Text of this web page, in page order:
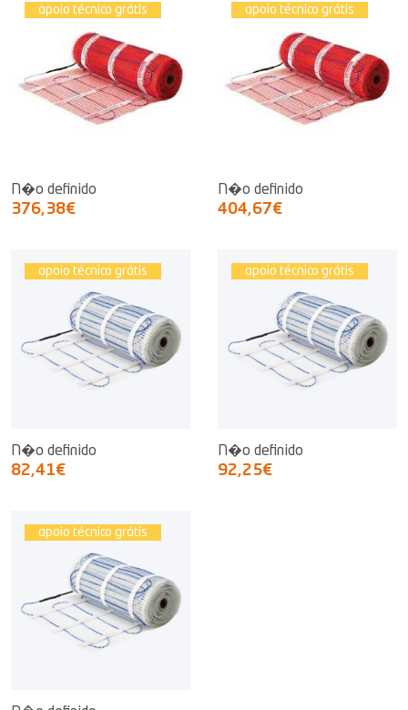
apoio técnico grátis
N�o definido
376,38€
apoio técnico grátis
N�o definido
404,67€
apoio técnico grátis
N�o definido
82,41€
apoio técnico grátis
N�o definido
92,25€
apoio técnico grátis